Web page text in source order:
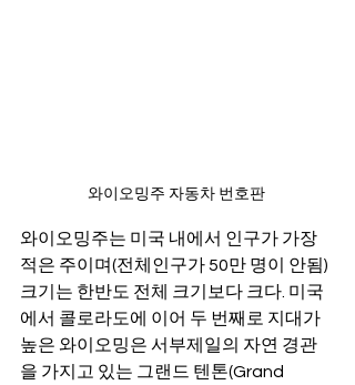
와이오밍주 자동차 번호판
와이오밍주는 미국 내에서 인구가 가장
적은 주이며(전체인구가 50만 명이 안됨)
크기는 한반도 전체 크기보다 크다. 미국
에서 콜로라도에 이어 두 번째로 지대가
높은 와이오밍은 서부제일의 자연 경관
을 가지고 있는 그랜드 텐톤(Grand